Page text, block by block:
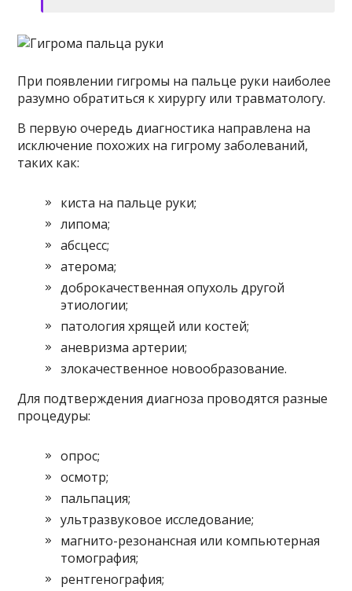
При появлении гигромы на пальце руки наиболее
разумно обратиться к хирургу или травматологу.
В первую очередь диагностика направлена на
исключение похожих на гигрому заболеваний,
таких как:
киста на пальце руки;
липома;
абсцесс;
атерома;
доброкачественная опухоль другой
этиологии;
патология хрящей или костей;
аневризма артерии;
злокачественное новообразование.
Для подтверждения диагноза проводятся разные
процедуры:
опрос;
осмотр;
пальпация;
ультразвуковое исследование;
магнито-резонансная или компьютерная
томография;
рентгенография;